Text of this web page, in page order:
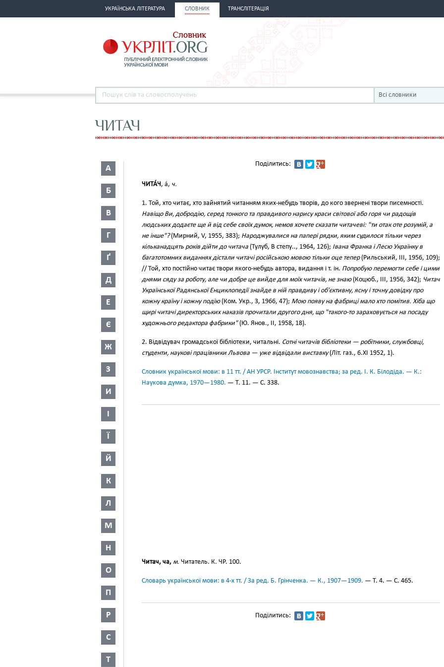
УКРАЇНСЬКА ЛІТЕРАТУРА СЛОВНИК ТРАНСЛІТЕРАЦІЯ
Всі словники
ЧИТАЧ
А
Б
В
Г
Ґ
Д
Е
Є
Ж
З
И
І
Ї
Й
К
Л
М
Н
О
П
Р
С
Т
Поділитись:
ЧИТА́Ч, а́, ч.
1. Той, хто читає, хто зайнятий читанням яких-небудь творів, до кого звернені твори писемності.
Навіщо Ви, добродію, серед тонкого та правдивого нарису краси світової або горя чи радощів
людських додаєте ще й від себе своїх думок, немов хочете сказати читачеві: "ти отак оте розумій, а
не інше"?(Мирний, V, 1955, 383); Народжувалися на папері рядки, яким судилося тільки через
кільканадцять років дійти до читача (Тулуб, В степу.., 1964, 126); Івана Франка і Лесю Українку в
багатотомних виданнях дістали читачі російською мовою тільки оце тепер(Рильський, III, 1956, 109);
// Той, хто постійно читає твори якого-небудь автора, видання і т. ін. Попробую перемогти себе і цими
днями сяду за роботу, але чи добре це вийде для моїх читачів, не знаю(Коцюб., III, 1956, 342); Читач
Української Радянської Енциклопедії знайде в ній правдиву і об’єктивну, ясну і точну довідку про
кожну країну і кожну подію(Ком. Укр., 3, 1966, 47); Мою появу на фабриці мало хто помітив. Хіба що
щирі читачі директорських наказів прочитали другого дня, що "такого-то зараховується на посаду
художнього редактора фабрики"(Ю. Янов., II, 1958, 18).
2. Відвідувач громадської бібліотеки, читальні. Сотні читачів бібліотеки — робітники, службовці,
студенти, наукові працівники Львова — уже відвідали виставку(Літ. газ., 6.XI 1952, 1).
Словник української мови: в 11 тт. / АН УРСР. Інститут мовознавства; за ред. І. К. Білодіда. — К.:
Наукова думка, 1970—1980. — Т. 11. — С. 338.
Читач, ча, м. Читатель. К. ЧР. 100.
Словарь української мови: в 4-х тт. / За ред. Б. Грінченка. — К., 1907—1909. — Т. 4. — С. 465.
Поділитись: